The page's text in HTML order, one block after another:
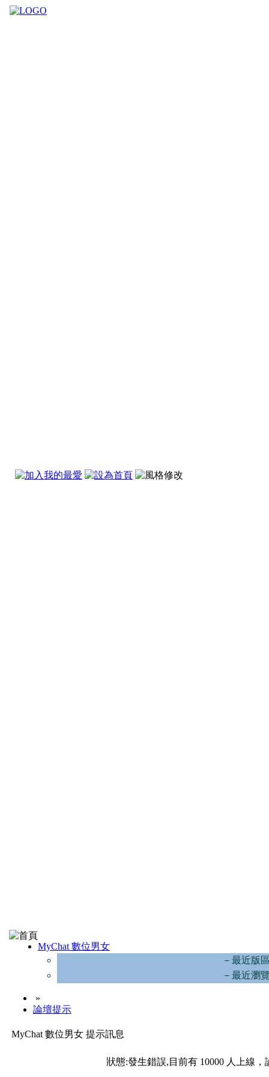
MyChat 數位男女
－最近版
－最近瀏
»
論壇提示
MyChat 數位男女 提示訊息
狀態:發生錯誤,目前有 10000 人上線